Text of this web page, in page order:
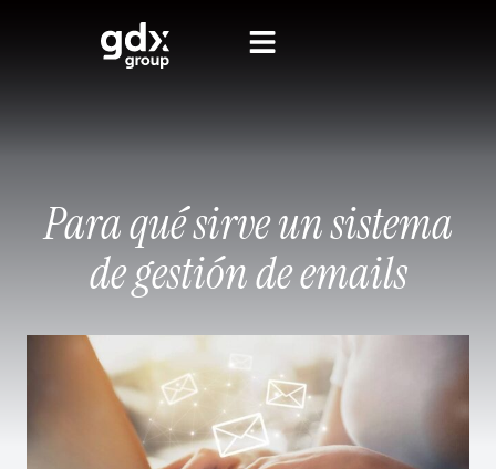
Para qué sirve un sistema
de gestión de emails